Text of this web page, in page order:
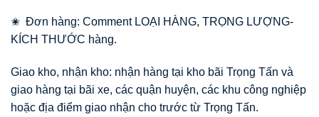
✬ Đơn hàng: Comment LOẠI HÀNG, TRỌNG LƯỢNG-
KÍCH THƯỚC hàng.
Giao kho, nhận kho: nhận hàng tại kho bãi Trọng Tấn và
giao hàng tại bãi xe, các quận huyện, các khu công nghiệp
hoặc địa điểm giao nhận cho trước từ Trọng Tấn.